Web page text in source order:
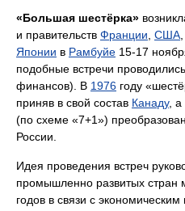
«Большая шестёрка»
и правительств Франции, США,
Японии в Рамбуйе 15-17
подобные встречи
финансов). В 1976 году
приняв в свой состав Канаду, а
(по схеме «7+1»)
России.
Идея проведения встреч
промышленно развитых стран
годов в связи с